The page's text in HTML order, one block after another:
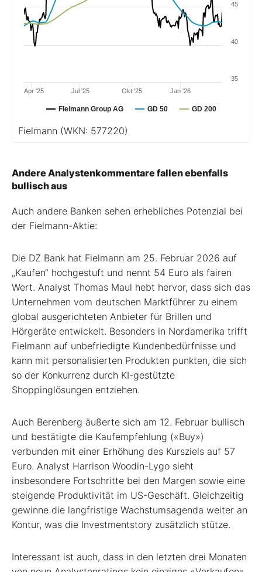
Fielmann Group AG GD 50 GD 200
Jul '25 Jan '26
Apr '25 Okt '25
35
40
45
Fielmann (WKN: 577220)
Andere Analystenkommentare fallen ebenfalls
bullisch aus
Auch andere Banken sehen erhebliches Potenzial bei
der Fielmann-Aktie:
Die DZ Bank hat Fielmann am 25. Februar 2026 auf
„Kaufen“ hochgestuft und nennt 54 Euro als fairen
Wert. Analyst Thomas Maul hebt hervor, dass sich das
Unternehmen vom deutschen Marktführer zu einem
global ausgerichteten Anbieter für Brillen und
Hörgeräte entwickelt. Besonders in Nordamerika trifft
Fielmann auf unbefriedigte Kundenbedürfnisse und
kann mit personalisierten Produkten punkten, die sich
so der Konkurrenz durch KI-gestützte
Shoppinglösungen entziehen.
Auch Berenberg äußerte sich am 12. Februar bullisch
und bestätigte die Kaufempfehlung («Buy»)
verbunden mit einer Erhöhung des Kursziels auf 57
Euro. Analyst Harrison Woodin-Lygo sieht
insbesondere Fortschritte bei den Margen sowie eine
steigende Produktivität im US-Geschäft. Gleichzeitig
gewinne die langfristige Wachstumsagenda weiter an
Kontur, was die Investmentstory zusätzlich stütze.
Interessant ist auch, dass in den letzten drei Monaten